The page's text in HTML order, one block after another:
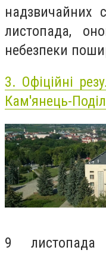
надзвичайних
листопада,
небезпеки
3. Офіційні
Кам'янець-
9